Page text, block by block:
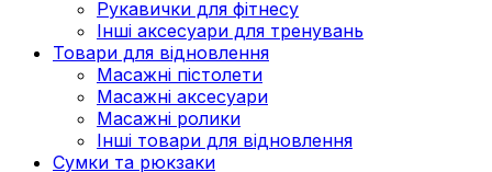
Рукавички для фітнесу
Інші аксесуари для тренувань
Товари для відновлення
Масажні пістолети
Масажні аксесуари
Масажні ролики
Інші товари для відновлення
Сумки та рюкзаки